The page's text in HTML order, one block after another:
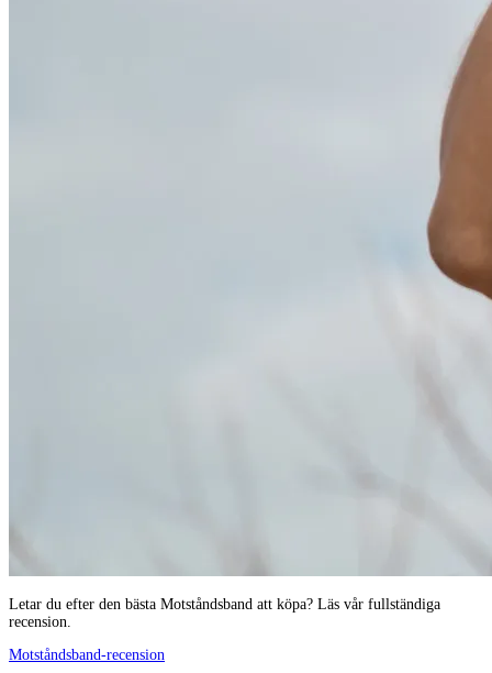
Letar du efter den bästa Motståndsband att köpa? Läs vår fullständiga
recension.
Motståndsband-recension